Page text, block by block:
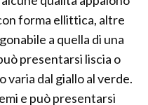
forma ellittica, altre
a quella di una
presentarsi liscia o
dal giallo al verde.
e può presentarsi